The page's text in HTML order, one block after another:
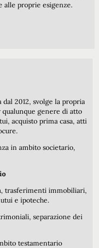
alle proprie esigenze.
2012, svolge la propria
genere di atto
acquisto prima casa, atti
in ambito societario,
trasferimenti immobiliari,
e ipoteche.
separazione dei
testamentario